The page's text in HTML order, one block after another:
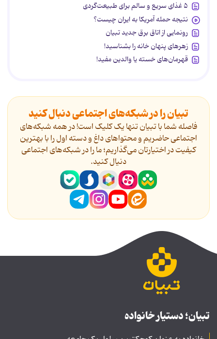
۵ غذای سریع و سالم برای طبیعت‌گردی
نتیجه حمله آمریکا به ایران چیست؟
رونمایی از اتاق برق جدید تبیان
زهرهای پنهان خانه را بشناسید!
قهرمان‌های خسته یا والدین مفید!
تبیان را در شبکه‌های اجتماعی دنبال کنید
فاصله شما با تبیان تنها یک کلیک است! در همه شبکه‌های
اجتماعی حاضریم و محتواهای داغ و دسته اول را با بهترین
کیفیت در اختیارتان می‌گذاریم؛ ما را در شبکه‌های اجتماعی
دنیال کنید.
تبیان؛ دستیار خانواده